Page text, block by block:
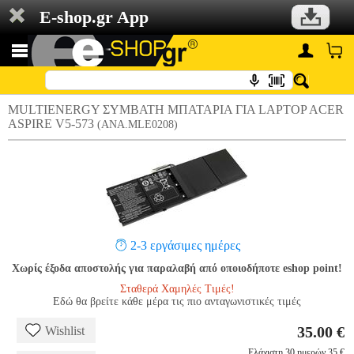
E-shop.gr App
MULTIENERGY ΣΥΜΒΑΤΗ ΜΠΑΤΑΡΙΑ ΓΙΑ LAPTOP ACER
ASPIRE V5-573 (ANA.MLE0208)
2-3 εργάσιμες ημέρες
Χωρίς έξοδα αποστολής για παραλαβή από οποιοδήποτε eshop point!
Σταθερά Χαμηλές Τιμές!
Εδώ θα βρείτε κάθε μέρα τις πιο ανταγωνιστικές τιμές
Wishlist 35.00 €